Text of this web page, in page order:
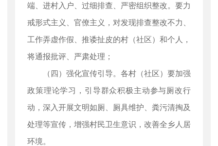
端、进村入户、过细排查、严密组织整改。要力
戒形式主义、官僚主义，对发现排查整改不力、
工作弄虚作假、推诿扯皮的村（社区）和个人，
将通报批评、严肃处理；
（四）强化宣传引导。各村（社区）要加强
政策理论学习，引导群众积极主动参与厕改行
动，深入开展文明如厕、厕具维护、粪污清掏及
处理等宣传，增强村民卫生意识，改善全乡人居
环境。